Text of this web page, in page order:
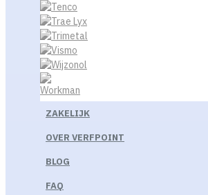
ZAKELIJK
OVER VERFPOINT
BLOG
FAQ